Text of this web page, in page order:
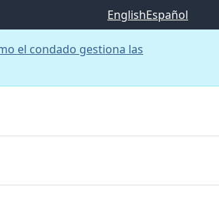
EnglishEspañol
el condado gestiona las